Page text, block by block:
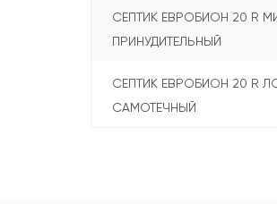
СЕПТИК ЕВРОБИОН 20 R
ПРИНУДИТЕЛЬНЫЙ
СЕПТИК ЕВРОБИОН 20 R
САМОТЕЧНЫЙ